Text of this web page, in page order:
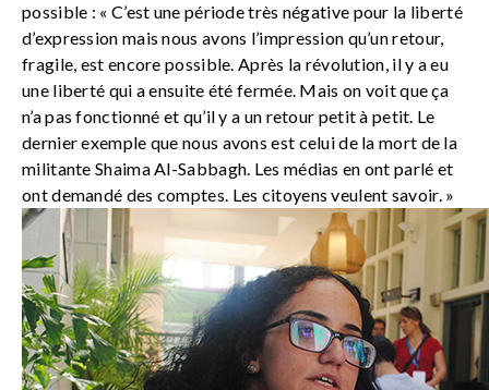
possible : « C’est une période très négative pour la liberté
d’expression mais nous avons l’impression qu’un retour,
fragile, est encore possible. Après la révolution, il y a eu
une liberté qui a ensuite été fermée. Mais on voit que ça
n’a pas fonctionné et qu’il y a un retour petit à petit. Le
dernier exemple que nous avons est celui de la mort de la
militante Shaima Al-Sabbagh. Les médias en ont parlé et
ont demandé des comptes. Les citoyens veulent savoir. »